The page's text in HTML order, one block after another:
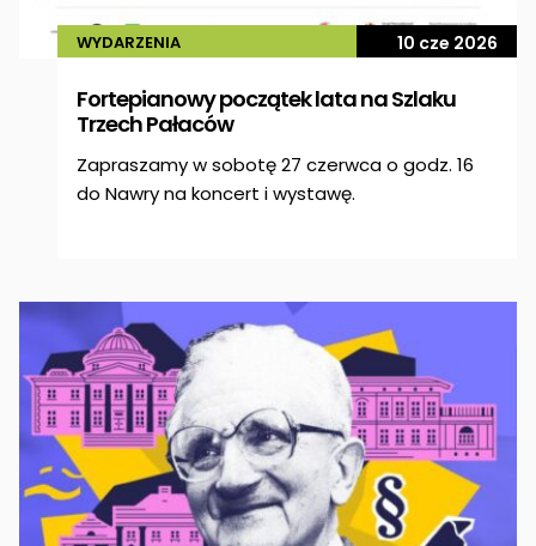
WYDARZENIA 10 cze 2026
Fortepianowy początek lata na Szlaku
Trzech Pałaców
Zapraszamy w sobotę 27 czerwca o godz. 16
do Nawry na koncert i wystawę.